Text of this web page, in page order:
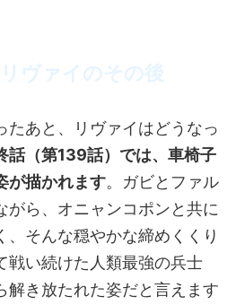
ヴァイのその後
たあと、リヴァイはどうなっ
話（第139話）では、車椅子
が描かれます。ガビとファル
がら、オニャンコポンと共に
、そんな穏やかな締めくくり
戦い続けた人類最強の兵士
解き放たれた姿だと言えます